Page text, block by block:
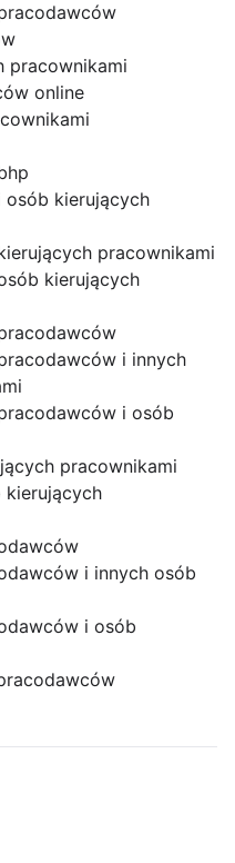
pracownikami
online
kierujących
pracownikami
kierujących
i innych
i osób
pracownikami
kierujących
i innych osób
i osób